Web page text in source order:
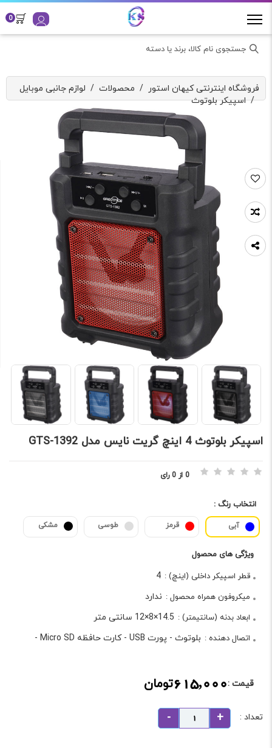
0
جستجوی نام کالا، برند یا دسته
فروشگاه اینترنتی کیهان استور / محصولات / لوازم جانبی موبایل
/اسپیکر بلوتوث
اسپيکر بلوتوث 4 اينچ گریت نایس مدل GTS-1392
0 از 0 رای
انتخاب رنگ :
آبی قرمز طوسی مشکی
ویژگی های محصول
قطر اسپیکر داخلی (اینچ) : 4
میکروفون همراه محصول : ندارد
ابعاد بدنه (سانتیمتر) : 14.5×8×12 سانتی متر
اتصال دهنده : بلوتوث - پورت USB - کارت حافظه Micro SD -
قیمت :615,000تومان
تعداد :